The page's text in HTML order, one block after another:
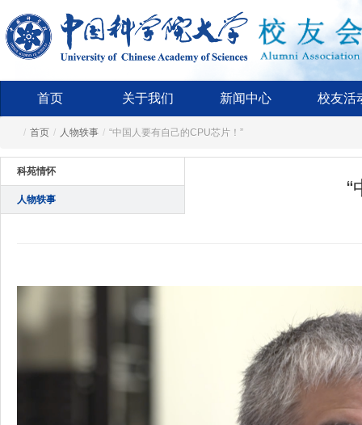
首页 关于我们 新闻中心 校友活
/ 首页 / 人物轶事 / “中国人要有自己的CPU芯片！”
科苑情怀
人物轶事
“